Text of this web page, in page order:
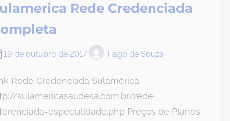
Rede Credenciada
19 de outubro de 2017 Tiago de Souza
Rede Credenciada Sulamérica
sulamericasaudesa.com.br/rede-
especialidade.php Preços de Planos